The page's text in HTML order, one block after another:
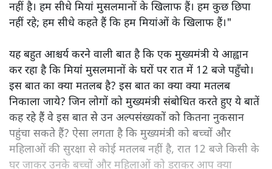
नहीं है। हम सीधे मियां मुसलमानों के खिलाफ हैं। हम कुछ छिपा
नहीं रहे; हम सीधे कहते हैं कि हम मियांओं के खिलाफ हैं।"
यह बहुत आश्चर्य करने वाली बात है कि एक मुख्यमंत्री ये आह्वान
कर रहा है कि मियांं मुसलमानों के घरों पर रात में 12 बजे पहुँचो।
इस बात का क्या मतलब है? इस बात का क्या क्या मतलब
निकाला जाये? जिन लोगों को मुख्यमंत्री संबोधित करते हुए ये बातें
कह रहे हैं वे इस बात से उन अल्पसंख्यकों को कितना नुकसान
पहुंचा सकते हैं? ऐसा लगता है कि मुख्यमंत्री को बच्चों और
महिलाओं की सुरक्षा से कोई मतलब नहीं है, रात 12 बजे किसी के
घर जाकर उनके बच्चों और महिलाओं को डराकर आप क्या